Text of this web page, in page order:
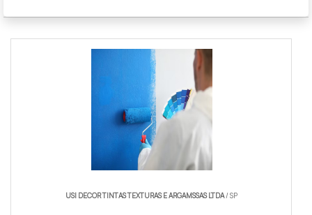
USI DECOR TINTAS TEXTURAS E ARGAMSSAS LTDA/ SP